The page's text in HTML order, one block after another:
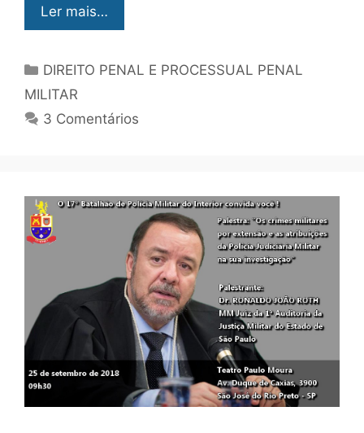
Ler mais…
DIREITO PENAL E PROCESSUAL PENAL
MILITAR
3 Comentários